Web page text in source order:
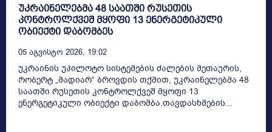
უკრაინელებმა 48 საათში რუსეთის
კონტროლქვეშ მყოფი 13 ენერგეტიკული
ობიექტი დაბომბეს
05 Აგვისტო 2026, 19:02
უკრაინის უპილოტო სისტემების ძალების მეთაურის,
რობერტ „მადიარ“ ბროვდის თქმით, უკრაინელებმა 48
საათში რუსეთის კონტროლქვეშ მყოფი 13
ენერგეტიკული ობიექტი დაბომბა.თავდასხმების...